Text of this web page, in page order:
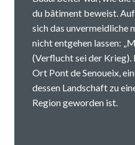
du bâtiment beweist.
sich das unvermeidliche
nicht entgehen lassen:
(Verflucht sei der Krieg).
Ort Pont de Senoueix,
dessen Landschaft zu
Region geworden ist.